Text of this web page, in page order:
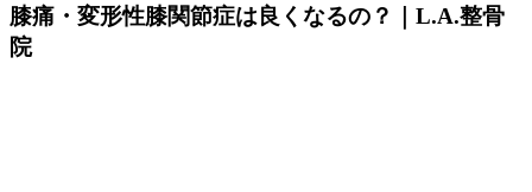
膝痛・変形性膝関節症は良くなるの？｜L.A.整骨
院